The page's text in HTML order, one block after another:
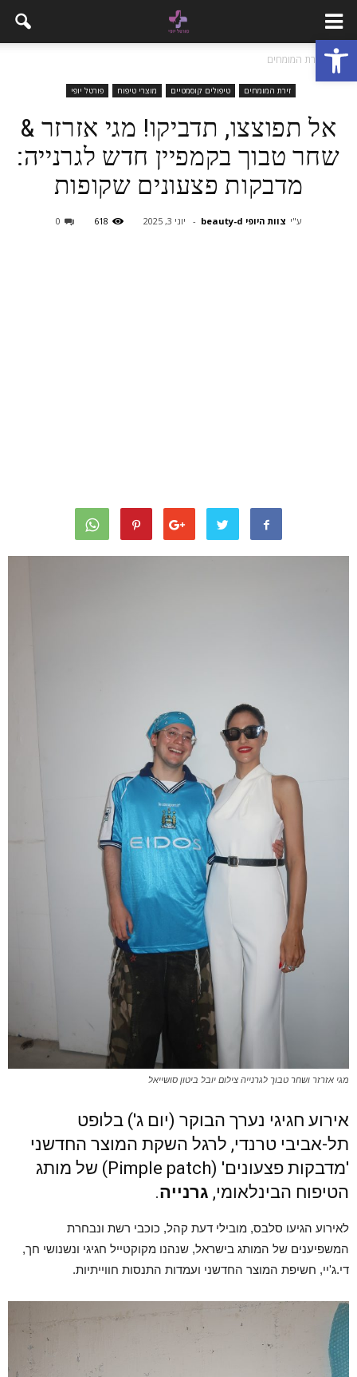
פתח סרגל נגישות
בית זירת המומחים
זירת המומחים טיפולים קוסמטיים מוצרי טיפוח פורטל יופי
אל תפוצצו, תדביקו! מגי אזרזר &
שחר טבוך בקמפיין חדש לגרנייה:
מדבקות פצעונים שקופות
ע"י צוות היופי beauty-d - יוני 3, 2025 618
0
מגי אזרזר ושחר טבוך לגרנייה צילום יובל ביטון סושייאל
אירוע חגיגי נערך הבוקר (יום ג') בלופט
תל-אביבי טרנדי, לרגל השקת המוצר החדשני
'מדבקות פצעונים' (Pimple patch) של מותג
הטיפוח הבינלאומי, גרנייה.
לאירוע הגיעו סלבס, מובילי דעת קהל, כוכבי רשת ונבחרת
המשפיענים של המותג בישראל, שנהנו מקוקטייל חגיגי ונשנושי חך,
די.ג'יי, חשיפת המוצר החדשני ועמדות התנסות חווייתיות.